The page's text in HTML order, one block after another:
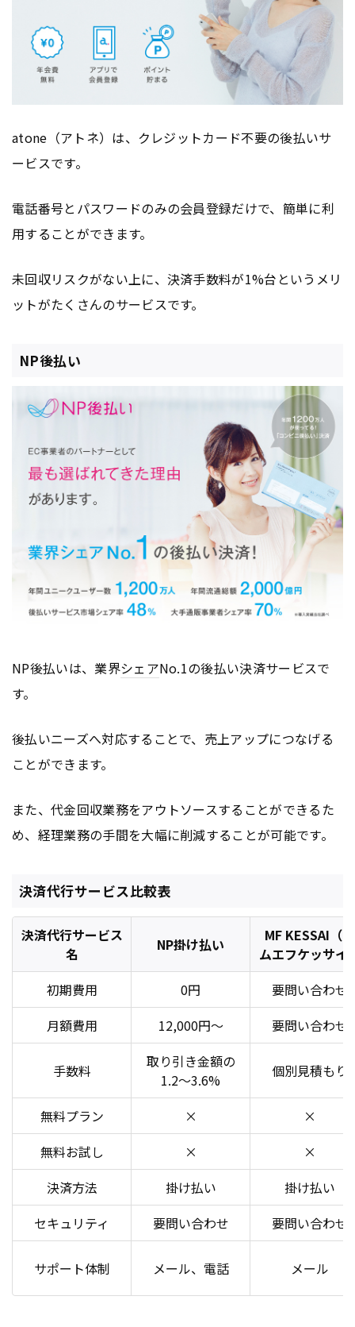
atone（アトネ）は、クレジットカード不要の後払いサ
ービスです。
電話番号とパスワードのみの会員登録だけで、簡単に利
用することができます。
未回収リスクがない上に、決済手数料が1%台というメリ
ットがたくさんのサービスです。
NP後払い
NP後払いは、業界シェアNo.1の後払い決済サービスで
す。
後払いニーズへ対応することで、売上アップにつなげる
ことができます。
また、代金回収業務をアウトソースすることができるた
め、経理業務の手間を大幅に削減することが可能です。
決済代行サービス比較表
決済代行サービス
名
NP掛け払い
MF KESSAI（エ
ムエフケッサイ
初期費用
0円
要問い合わせ
月額費用
12,000円〜 要問い合わせ
手数料
取り引き金額の
1.2～3.6%
個別見積もり
無料プラン ×
×
無料お試し
×
×
決済方法
掛け払い
掛け払い
セキュリティ
要問い合わせ 要問い合わせ
サポート体制 メール、電話 メール